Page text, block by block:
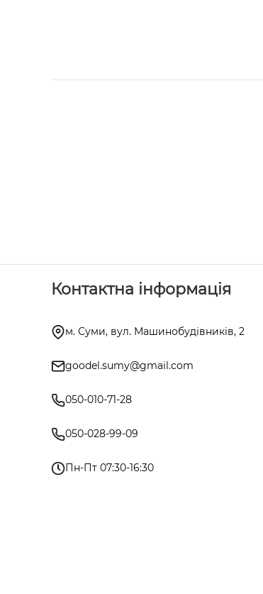
Контактна інформація
м. Суми, вул. Машинобудівників, 2
goodel.sumy@gmail.com
050-010-71-28
050-028-99-09
Пн-Пт 07:30-16:30